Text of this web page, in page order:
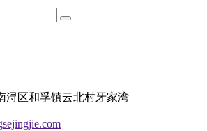
浔区和孚镇云北村牙家湾